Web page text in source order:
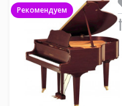
Рекомендуем